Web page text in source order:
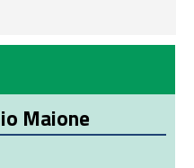
Maione